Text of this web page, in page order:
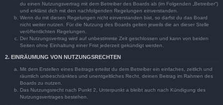
du einen Nutzungsvertrag mit dem Betreiber des Boards ab (im Folgenden „Betreiber“)
und erklärst dich mit den nachfolgenden Regelungen einverstanden.
Wenn du mit diesen Regelungen nicht einverstanden bist, so darfst du das Board
nicht weiter nutzen. Für die Nutzung des Boards gelten jeweils die an dieser Stelle
veröffentlichten Regelungen.
Der Nutzungsvertrag wird auf unbestimmte Zeit geschlossen und kann von beiden
Seiten ohne Einhaltung einer Frist jederzeit gekündigt werden.
2. EINRÄUMUNG VON NUTZUNGSRECHTEN
Mit dem Erstellen eines Beitrags erteilst du dem Betreiber ein einfaches, zeitlich und
räumlich unbeschränktes und unentgeltliches Recht, deinen Beitrag im Rahmen des
Boards zu nutzen.
Das Nutzungsrecht nach Punkt 2, Unterpunkt a bleibt auch nach Kündigung des
Nutzungsvertrages bestehen.